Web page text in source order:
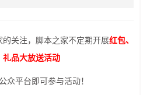
关注，脚本之家不定期开展红包、
礼品大放送活动
众平台即可参与活动！